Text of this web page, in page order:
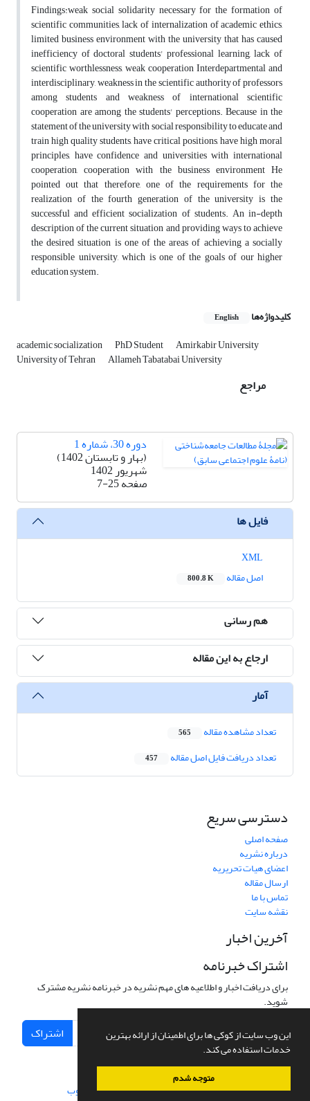
این وب سایت از کوکی ها برای اطمینان از ارائه بهترین
خدمات استفاده می کند.
متوجه شدم
Findings:weak social solidarity necessary for the formation of
scientific communities, lack of internalization of academic ethics,
limited business environment with the university that has caused
inefficiency of doctoral students' professional learning, lack of
scientific worthlessness, weak cooperation Interdepartmental and
interdisciplinary, weakness in the scientific authority of professors
among students and weakness of international scientific
cooperation are among the students' perceptions. Because in the
statement of the university with social responsibility to educate and
train high quality students, have critical positions, have high moral
principles, have confidence and universities with international
cooperation, cooperation with the business environment He
pointed out that therefore, one of the requirements for the
realization of the fourth generation of the university is the
successful and efficient socialization of students. An in-depth
description of the current situation and providing ways to achieve
the desired situation is one of the areas of achieving a socially
responsible university, which is one of the goals of our higher
education system.
کلیدواژه‌ها English
academic socialization PhD Student Amirkabir University
University of Tehran Allameh Tabatabai University ‌
مراجع
دوره 30، شماره 1
(بهار و تابستان 1402)
شهریور 1402
صفحه7-25
فایل ها
اصل مقاله
800.8 K
هم رسانی
ارجاع به این مقاله
آمار
تعداد مشاهده مقاله 565
تعداد دریافت فایل اصل مقاله 457
دسترسی سریع
صفحه اصلی
درباره نشریه
اعضای هیات تحریریه
ارسال مقاله
تماس با ما
نقشه سایت
آخرین اخبار
اشتراک خبرنامه
برای دریافت اخبار و اطلاعیه های مهم نشریه در خبرنامه نشریه مشترک
شوید.
اشتراک
سامانه مدیریت نشریات علمی.طراحی و پیاده سازی از سیناوب